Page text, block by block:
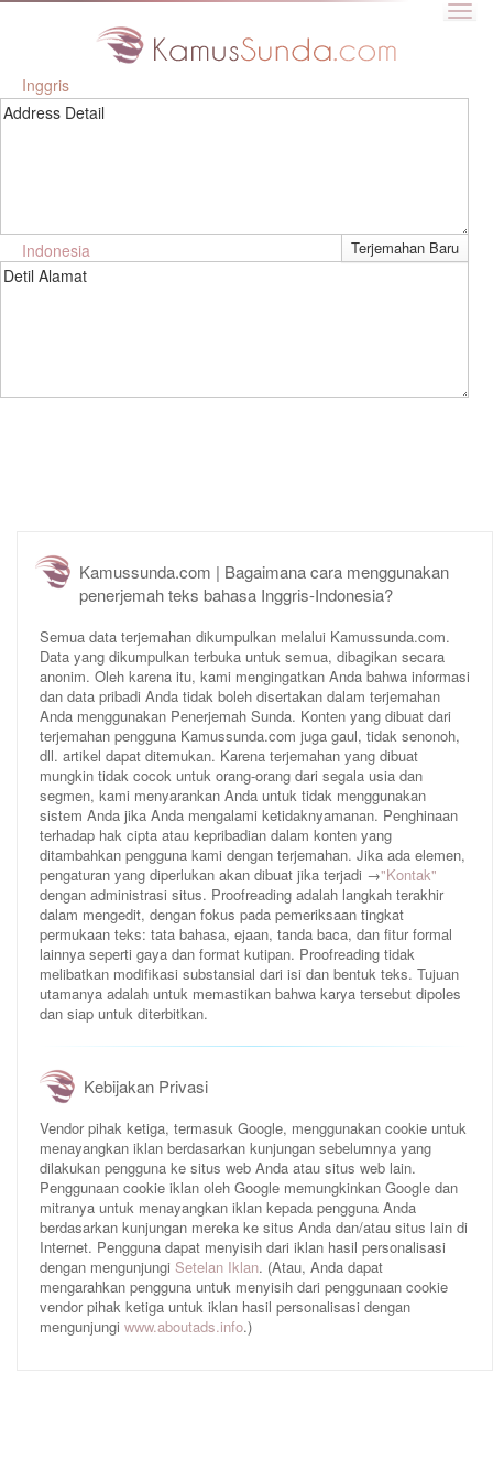
Inggris
Address Detail
Indonesia
Detil Alamat
Kamussunda.com | Bagaimana cara menggunakan
penerjemah teks bahasa Inggris-Indonesia?
Semua data terjemahan dikumpulkan melalui Kamussunda.com.
Data yang dikumpulkan terbuka untuk semua, dibagikan secara
anonim. Oleh karena itu, kami mengingatkan Anda bahwa informasi
dan data pribadi Anda tidak boleh disertakan dalam terjemahan
Anda menggunakan Penerjemah Sunda. Konten yang dibuat dari
terjemahan pengguna Kamussunda.com juga gaul, tidak senonoh,
dll. artikel dapat ditemukan. Karena terjemahan yang dibuat
mungkin tidak cocok untuk orang-orang dari segala usia dan
segmen, kami menyarankan Anda untuk tidak menggunakan
sistem Anda jika Anda mengalami ketidaknyamanan. Penghinaan
terhadap hak cipta atau kepribadian dalam konten yang
ditambahkan pengguna kami dengan terjemahan. Jika ada elemen,
pengaturan yang diperlukan akan dibuat jika terjadi →"Kontak"
dengan administrasi situs. Proofreading adalah langkah terakhir
dalam mengedit, dengan fokus pada pemeriksaan tingkat
permukaan teks: tata bahasa, ejaan, tanda baca, dan fitur formal
lainnya seperti gaya dan format kutipan. Proofreading tidak
melibatkan modifikasi substansial dari isi dan bentuk teks. Tujuan
utamanya adalah untuk memastikan bahwa karya tersebut dipoles
dan siap untuk diterbitkan.
Kebijakan Privasi
Vendor pihak ketiga, termasuk Google, menggunakan cookie untuk
menayangkan iklan berdasarkan kunjungan sebelumnya yang
dilakukan pengguna ke situs web Anda atau situs web lain.
Penggunaan cookie iklan oleh Google memungkinkan Google dan
mitranya untuk menayangkan iklan kepada pengguna Anda
berdasarkan kunjungan mereka ke situs Anda dan/atau situs lain di
Internet. Pengguna dapat menyisih dari iklan hasil personalisasi
dengan mengunjungi Setelan Iklan. (Atau, Anda dapat
mengarahkan pengguna untuk menyisih dari penggunaan cookie
vendor pihak ketiga untuk iklan hasil personalisasi dengan
mengunjungi www.aboutads.info.)